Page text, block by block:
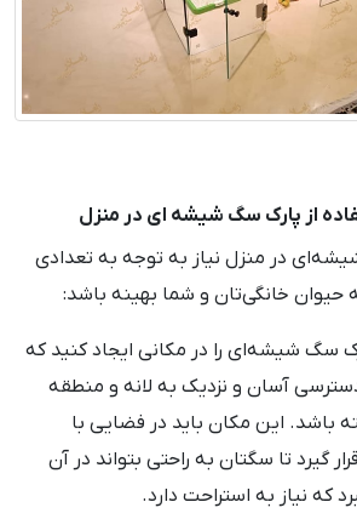
از پارک سگ شیشه ای در منزل
در منزل نیاز به توجه به تعدادی
حیوان خانگی‌تان و شما بهینه باشد:
سگ شیشه‌ای را در مکانی ایجاد کنید که
آسان و نزدیک به لانه و منطقه
باشد. این مکان باید در فضایی با
گیرد تا سگتان به راحتی بتواند در آن
که نیاز به استراحت دارد.